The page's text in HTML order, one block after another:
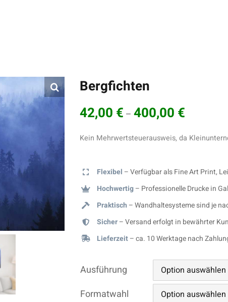
Bergfichten
42,00 € – 400,00 €
Kein Mehrwertsteuerausweis, da
Flexibel – Verfügbar als Fine Art Print,
Hochwertig– Professionelle Drucke in
Praktisch – Wandhaltesysteme sind je
Sicher– Versand erfolgt in bewährter
Lieferzeit– ca. 10 Werktage nach
Ausführung
Formatwahl